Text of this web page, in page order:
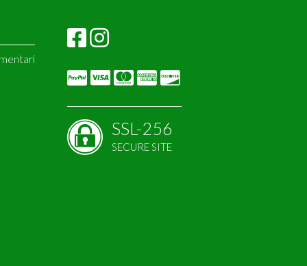
SSL-256
SECURE SITE